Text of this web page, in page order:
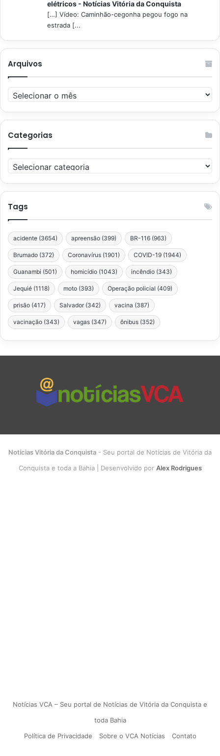
elétricos - Notícias Vitória da Conquista
[…] Vídeo: Caminhão-cegonha pegou fogo na
estrada [...
Arquivos
Arquivos
Categorias
Categorias
Tags
acidente (3654) apreensão (399) BR-116 (963)
Brumado (372) Coronavírus (1901) COVID-19 (1944)
Guanambi (501) homicídio (1043) incêndio (343)
Jequié (1118) moto (393) Operação policial (409)
prisão (417) Salvador (342) vacina (387)
vacinação (343) vagas (347) ônibus (352)
Notícias Vitória da Conquista - Seu portal de Notícias de Vitória da
Conquista e toda a Bahia | Desenvolvido por Alex Rodrigues
Notícias VCA – Seu portal de Notícias de Vitória da Conquista e
toda Bahia
Política de Privacidade
Sobre o VCA Notícias Contato